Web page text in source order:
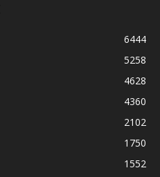
6444
5258
4628
4360
2102
1750
1552